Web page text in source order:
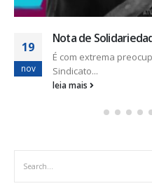
19
nov
Nota de
É com extrema
Sindicato...
leia mais